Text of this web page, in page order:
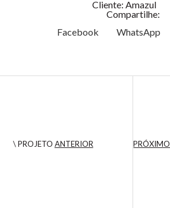
Cliente: Amazul
Compartilhe:
Facebook
WhatsApp
\ PROJETO ANTERIOR PRÓXIMO